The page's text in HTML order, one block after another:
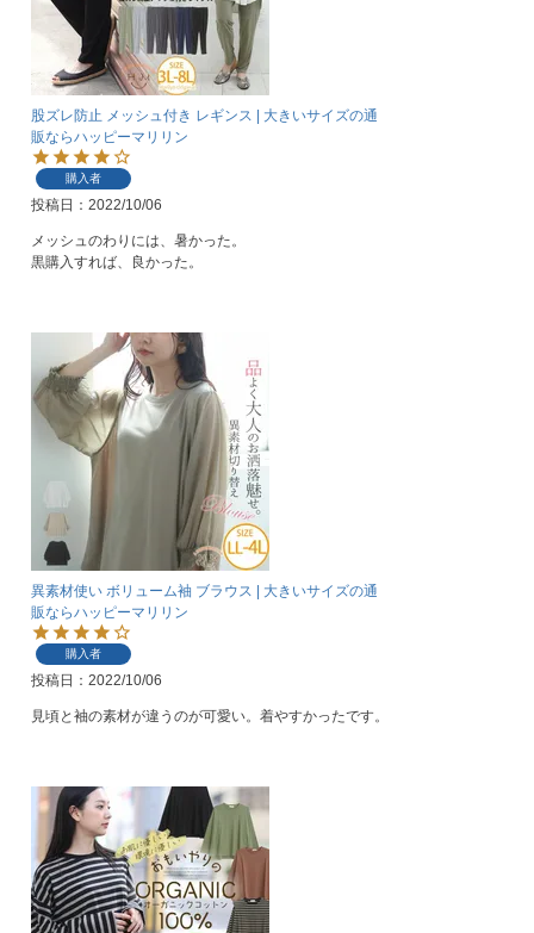
股ズレ防止 メッシュ付き レギンス | 大きいサイズの通
販ならハッピーマリリン
購入者
投稿日 2022/10/06
メッシュのわりには、暑かった。
黒購入すれば、良かった。
異素材使い ボリューム袖 ブラウス | 大きいサイズの通
販ならハッピーマリリン
購入者
投稿日 2022/10/06
見頃と袖の素材が違うのが可愛い。着やすかったです。